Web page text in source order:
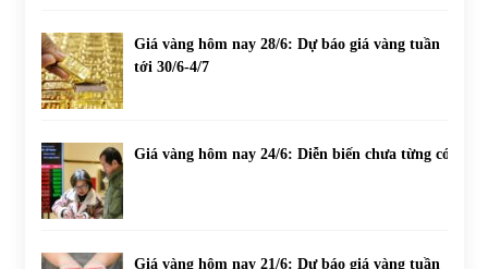
Giá vàng hôm nay 28/6: Dự báo giá vàng tuần
tới 30/6-4/7
Giá vàng hôm nay 24/6: Diễn biến chưa từng có
Giá vàng hôm nay 21/6: Dự báo giá vàng tuần